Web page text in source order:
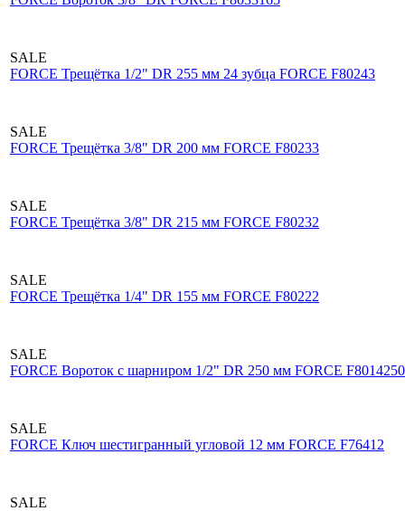
SALE
FORCE Трещётка 1/2" DR 255 мм 24 зубца FORCE F80243
SALE
FORCE Трещётка 3/8" DR 200 мм FORCE F80233
SALE
FORCE Трещётка 3/8" DR 215 мм FORCE F80232
SALE
FORCE Трещётка 1/4" DR 155 мм FORCE F80222
SALE
FORCE Вороток с шарниром 1/2" DR 250 мм FORCE F8014250
SALE
FORCE Ключ шестигранный угловой 12 мм FORCE F76412
SALE